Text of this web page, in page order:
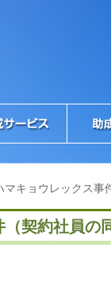
マキョウレックス
（契約社員の